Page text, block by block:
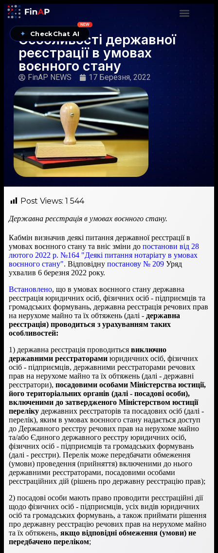
✦ CheckChat AI
NEW
Особливості державної
реєстрації в умовах
воєнного стану
FinAP NEWS 17 Березня, 2022
Post Views: 1 544
Державна реєстрація в умовах воєнного стану.
Кабмін визначив деякі питання державної реєстрації в
умовах воєнного стану та вніс зміни до постанови від 28
лютого 2022 р. №164 "Деякі питання нотаріату в умовах
воєнного стану". Відповідну постанову № 209 Уряд
ухвалив 6 березня 2022 року.
Встановлено, що в умовах воєнного стану державна
реєстрація юридичних осіб, фізичних осіб - підприємців та
громадських формувань, державна реєстрація речових прав
на нерухоме майно та їх обтяжень (далі - державна
реєстрація) проводиться з урахуванням таких
особливостей:
1) державна реєстрація проводиться виключно
державними реєстраторами юридичних осіб, фізичних
осіб - підприємців, державними реєстраторами речових
прав на нерухоме майно та їх обтяжень (далі - державні
реєстратори), посадовими особами Міністерства юстиції,
його територіальних органів (далі - посадові особи),
включеними до затвердженого Міністерством юстиції
переліку державних реєстраторів та посадових осіб (далі -
перелік), яким в умовах воєнного стану надається доступ
до Державного реєстру речових прав на нерухоме майно
та/або Єдиного державного реєстру юридичних осіб,
фізичних осіб - підприємців та громадських формувань
(далі - реєстри). Перелік може передбачати обмеження
(умови) проведення (прийняття) включеними до нього
державними реєстраторами, посадовими особами
реєстраційних дій (рішень про державну реєстрацію прав);
2) посадові особи мають право проводити реєстраційні дії
щодо фізичних осіб - підприємців, усіх видів юридичних
осіб та громадських формувань, а також приймати рішення
про державну реєстрацію речових прав на нерухоме майно
та їх обтяжень, якщо відповідні обмеження (умови) не
передбачено переліком;